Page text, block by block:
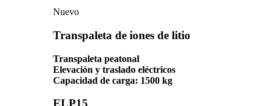
Nuevo
Transpaleta de iones de litio
Transpaleta peatonal
Elevación y traslado eléctricos
Capacidad de carga: 1500 kg